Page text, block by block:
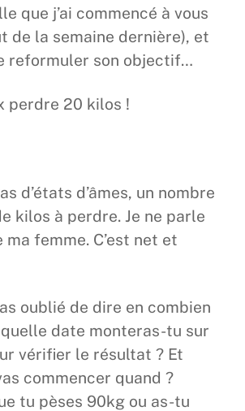
que j’ai commencé à vous
de la semaine dernière), et
reformuler son objectif…
perdre 20 kilos !
d’états d’âmes, un nombre
kilos à perdre. Je ne parle
ma femme. C’est net et
oublié de dire en combien
date monteras-tu sur
vérifier le résultat ? Et
commencer quand ?
tu pèses 90kg ou as-tu